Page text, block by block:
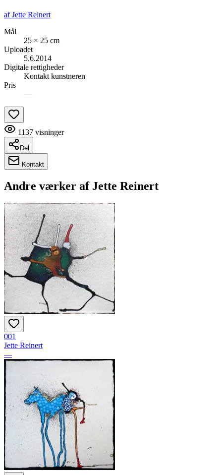
afJette Reinert
Mål
25 × 25 cm
Uploadet
5.6.2014
Digitale rettigheder
Kontakt kunstneren
Pris
—
1137 visninger
Del
Kontakt
Andre værker af Jette Reinert
001
Jette Reinert
—